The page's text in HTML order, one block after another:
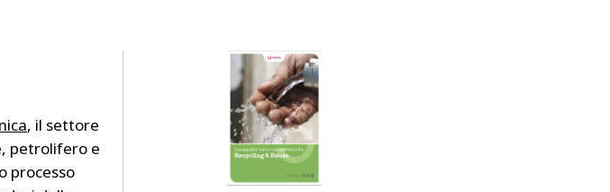
, il settore
petrolifero e
processo